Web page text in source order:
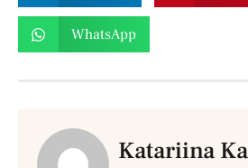
WhatsApp
Katariina